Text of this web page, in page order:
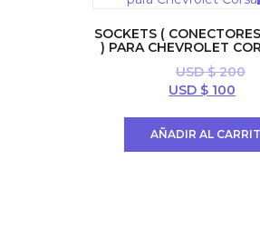
SOCKETS (
) PARA CHEVROLET
USD $200
El
era:
USD $ 100
es:
AÑADIR AL